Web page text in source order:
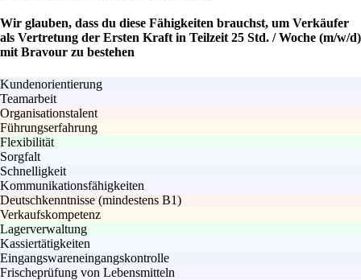
Wir glauben, dass du diese Fähigkeiten brauchst, um Verkäufer
als Vertretung der Ersten Kraft in Teilzeit 25 Std. / Woche (m/w/d)
mit Bravour zu bestehen
Kundenorientierung
Teamarbeit
Organisationstalent
Führungserfahrung
Flexibilität
Sorgfalt
Schnelligkeit
Kommunikationsfähigkeiten
Deutschkenntnisse (mindestens B1)
Verkaufskompetenz
Lagerverwaltung
Kassiertätigkeiten
Eingangswareneingangskontrolle
Frischeprüfung von Lebensmitteln